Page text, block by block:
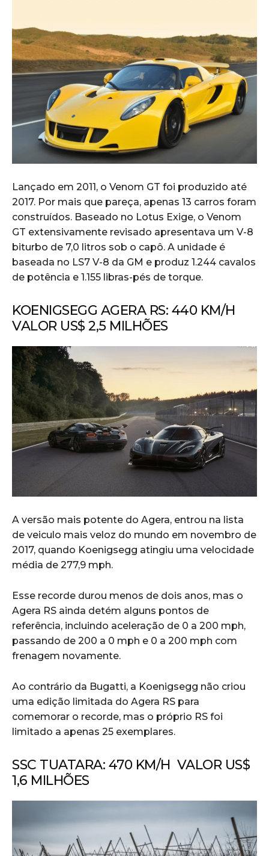
Lançado em 2011, o Venom GT foi produzido até
2017. Por mais que pareça, apenas 13 carros foram
construídos. Baseado no Lotus Exige, o Venom
GT extensivamente revisado apresentava um V-8
biturbo de 7,0 litros sob o capô. A unidade é
baseada no LS7 V-8 da GM e produz 1.244 cavalos
de potência e 1.155 libras-pés de torque.
KOENIGSEGG AGERA RS: 440 KM/H
VALOR US$ 2,5 MILHÕES
A versão mais potente do Agera, entrou na lista
de veiculo mais veloz do mundo em novembro de
2017, quando Koenigsegg atingiu uma velocidade
média de 277,9 mph.
Esse recorde durou menos de dois anos, mas o
Agera RS ainda detém alguns pontos de
referência, incluindo aceleração de 0 a 200 mph,
passando de 200 a 0 mph e 0 a 200 mph com
frenagem novamente.
Ao contrário da Bugatti, a Koenigsegg não criou
uma edição limitada do Agera RS para
comemorar o recorde, mas o próprio RS foi
limitado a apenas 25 exemplares.
SSC TUATARA: 470 KM/H VALOR US$
1,6 MILHÕES